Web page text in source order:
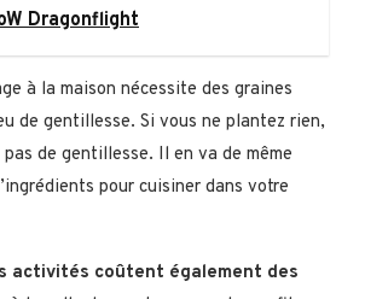
Dragonflight
à la maison nécessite des graines
de gentillesse. Si vous ne plantez rien,
pas de gentillesse. Il en va de même
pour cuisiner dans votre
activités coûtent également des